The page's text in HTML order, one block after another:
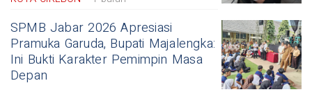
SPMB Jabar 2026 Apresiasi
Pramuka Garuda, Bupati Majalengka:
Ini Bukti Karakter Pemimpin Masa
Depan